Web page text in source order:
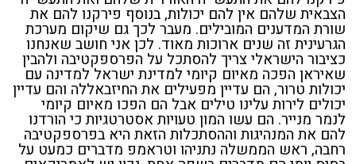
הצבאית שלהם אין להם יכולות, בנוסף פירקנו להם את
שורת המדענים המובילים. מעבר לכךגם שיקום מערכת
הגרעינית זה שנים ארוכות מאוד. לכן אני חושב שאנחנו
כציבור הישראלי צריך להסתכל על הפרספקטיבה ולהבין
שאיראן הפכה מאיום קיומי למדינת ישראל למדינה עם
יכולות טרור, הם עדיין מפעילים את החיזבאללה והם עדיין
יכולים לירות עלינו טילים אבל הם הפכו מאיום קיומי
לנמר מנייר. הם עשו המון טעויות אסטרטגיות כי הורדנו
להם את המנהיגות וההסתכלות הזאת היא בפרספקטיבה
רחבה, ראש הממשלה נתניהו וטראמפ מדברים כמעט על